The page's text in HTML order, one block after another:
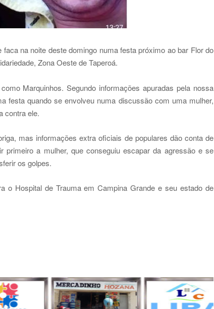
na noite deste domingo numa festa próximo ao bar Flor do
Zona Oeste de Taperoá.
Marquinhos. Segundo informações apuradas pela nossa
festa quando se envolveu numa discussão com uma mulher,
contra ele.
mas informações extra oficiais de populares dão conta de
primeiro a mulher, que conseguiu escapar da agressão e se
os golpes.
o Hospital de Trauma em Campina Grande e seu estado de